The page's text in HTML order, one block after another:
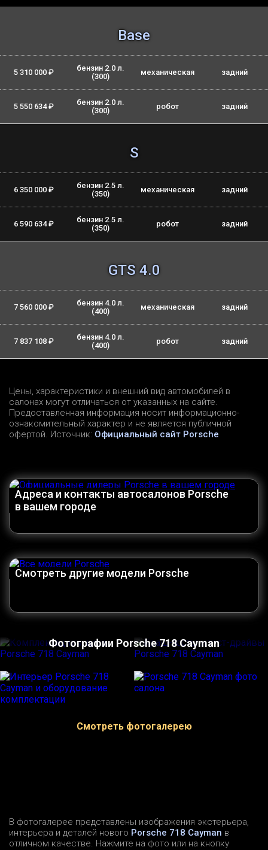
Base
5 310 000 ₽
бензин 2.0 л.
(300)
механическая задний
5 550 634 ₽
бензин 2.0 л.
(300)
робот задний
S
6 350 000 ₽
бензин 2.5 л.
(350)
механическая задний
6 590 634 ₽
бензин 2.5 л.
(350)
робот задний
GTS 4.0
7 560 000 ₽
бензин 4.0 л.
(400)
механическая задний
7 837 108 ₽
бензин 4.0 л.
(400)
робот задний
Цены, характеристики и внешний вид автомобилей в
салонах могут отличаться от указанных на сайте.
Предоставленная информация носит информационно-
ознакомительный характер и не является публичной
офертой. Источник: Официальный сайт Porsche
Адреса и контакты автосалонов Porsche
в вашем городе
Смотреть другие модели Porsche
Фотографии Porsche 718 Cayman
Смотреть фотогалерею
В фотогалерее представлены изображения экстерьера,
интерьера и деталей нового Porsche 718 Cayman в
отличном качестве. Нажмите на фото или на кнопку